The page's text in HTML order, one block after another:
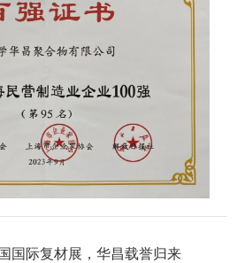
国际复材展，华昌载誉归来